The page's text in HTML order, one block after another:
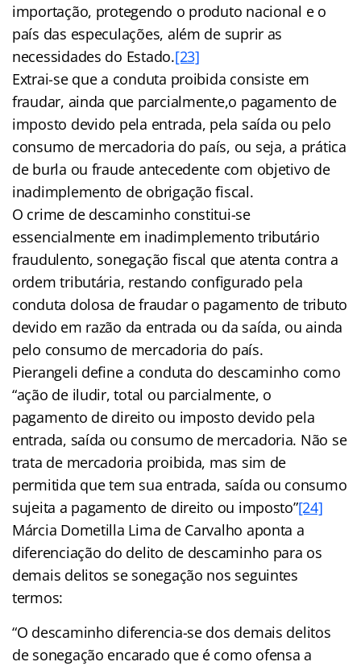
importação, protegendo o produto nacional e o
país das especulações, além de suprir as
necessidades do Estado.[23]
Extrai-se que a conduta proibida consiste em
fraudar, ainda que parcialmente,o pagamento de
imposto devido pela entrada, pela saída ou pelo
consumo de mercadoria do país, ou seja, a prática
de burla ou fraude antecedente com objetivo de
inadimplemento de obrigação fiscal.
O crime de descaminho constitui-se
essencialmente em inadimplemento tributário
fraudulento, sonegação fiscal que atenta contra a
ordem tributária, restando configurado pela
conduta dolosa de fraudar o pagamento de tributo
devido em razão da entrada ou da saída, ou ainda
pelo consumo de mercadoria do país.
Pierangeli define a conduta do descaminho como
“ação de iludir, total ou parcialmente, o
pagamento de direito ou imposto devido pela
entrada, saída ou consumo de mercadoria. Não se
trata de mercadoria proibida, mas sim de
permitida que tem sua entrada, saída ou consumo
sujeita a pagamento de direito ou imposto”[24]
Márcia Dometilla Lima de Carvalho aponta a
diferenciação do delito de descaminho para os
demais delitos se sonegação nos seguintes
termos:
“O descaminho diferencia-se dos demais delitos
de sonegação encarado que é como ofensa a